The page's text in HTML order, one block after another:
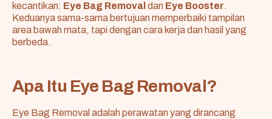
kecantikan: Eye Bag Removal dan Eye Booster.
Keduanya sama-sama bertujuan memperbaiki tampilan
area bawah mata, tapi dengan cara kerja dan hasil yang
berbeda.
Apa Itu Eye Bag Removal?
Eye Bag Removal adalah perawatan yang dirancang